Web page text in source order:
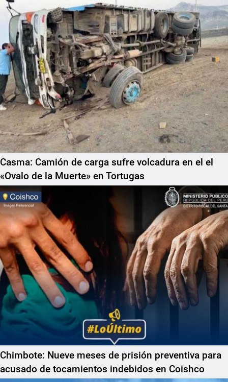
Casma: Camión de carga sufre volcadura en el el
«Ovalo de la Muerte» en Tortugas
Chimbote: Nueve meses de prisión preventiva para
acusado de tocamientos indebidos en Coishco